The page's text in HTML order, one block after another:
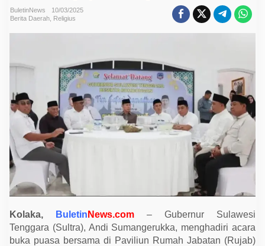
u
k
a
P
u
s
a
d
K
l
a
BuletinNews
10/03/2025
Berita Daerah Religius
Kolaka, Buletin News.com – Gubernur Sulawesi
Tenggara (Sultra), Andi Sumangerukka, menghadiri acara
buka puasa bersama di Paviliun Rumah Jabatan (Rujab)